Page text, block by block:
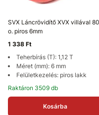
SVX Láncrövidítő XVX villával 80
o. piros 6mm
1 338 Ft
Teherbírás (T): 1,12 T
Méret (mm): 6 mm
Felületkezelés: piros lakk
Raktáron 3509 db
Kosárba